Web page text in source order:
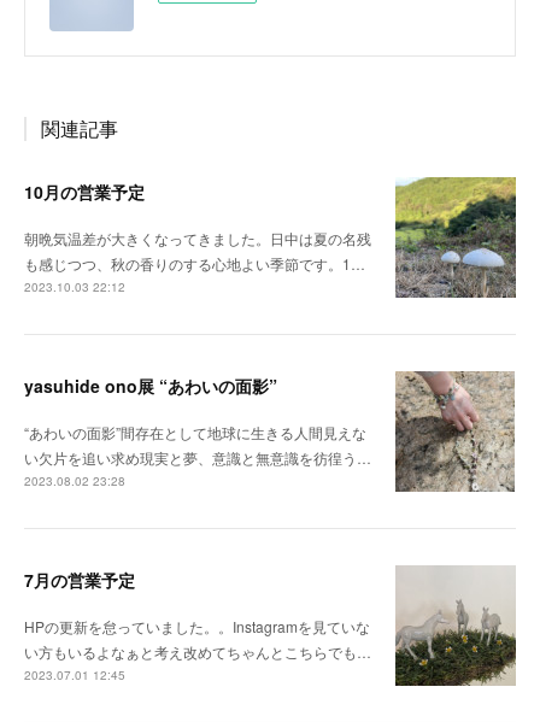
関連記事
10月の営業予定
朝晩気温差が大きくなってきました。日中は夏の名残
も感じつつ、秋の香りのする心地よい季節です。1…
2023.10.03 22:12
yasuhide ono展 “あわいの面影”
“あわいの面影”間存在として地球に生きる人間見えな
い欠片を追い求め現実と夢、意識と無意識を彷徨う…
2023.08.02 23:28
7月の営業予定
HPの更新を怠っていました。。Instagramを見ていな
い方もいるよなぁと考え改めてちゃんとこちらでも…
2023.07.01 12:45